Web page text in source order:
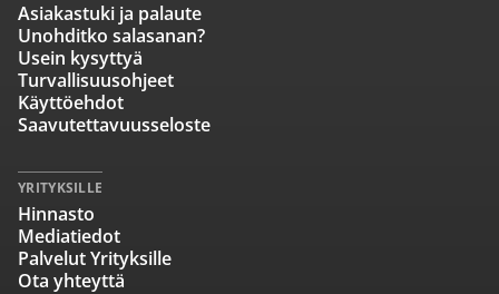
Asiakastuki ja palaute
Unohditko salasanan?
Usein kysyttyä
Turvallisuusohjeet
Käyttöehdot
Saavutettavuusseloste
YRITYKSILLE
Hinnasto
Mediatiedot
Palvelut Yrityksille
Ota yhteyttä